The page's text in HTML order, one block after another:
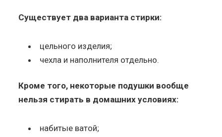
Существует два варианта стирки:
цельного изделия;
чехла и наполнителя отдельно.
Кроме того, некоторые подушки вообще
нельзя стирать в домашних условиях:
набитые ватой;